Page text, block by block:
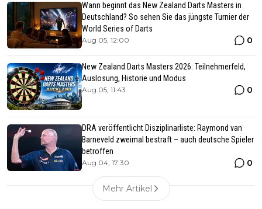
Wann beginnt das New Zealand Darts Masters in
Deutschland? So sehen Sie das jüngste Turnier der
World Series of Darts
Aug 05, 12:00 0
New Zealand Darts Masters 2026: Teilnehmerfeld,
Auslosung, Historie und Modus
Aug 05, 11:43 0
DRA veröffentlicht Disziplinarliste: Raymond van
Barneveld zweimal bestraft – auch deutsche Spieler
betroffen
Aug 04, 17:30 0
Mehr Artikel